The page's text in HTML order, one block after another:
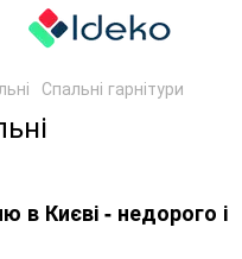
Спальні гарнітури
в Києві - недорого і